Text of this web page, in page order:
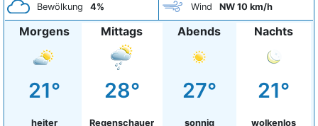
Bewölkung 4% Wind NW 10 km/h
Morgens
21°
heiter
Mittags
28°
Regenschauer
Abends
27°
sonnig
Nachts
21°
wolkenlos